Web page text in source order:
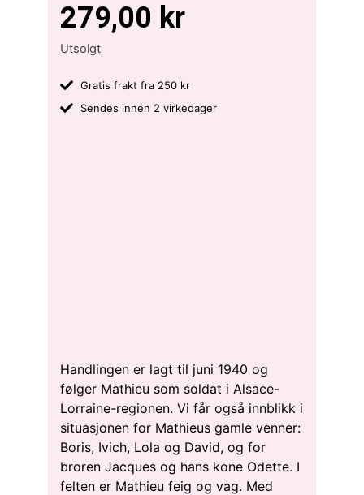
279,00 kr
Utsolgt
Gratis frakt fra 250 kr
Sendes innen 2 virkedager
Handlingen er lagt til juni 1940 og
følger Mathieu som soldat i Alsace-
Lorraine-regionen. Vi får også innblikk i
situasjonen for Mathieus gamle venner:
Boris, Ivich, Lola og David, og for
broren Jacques og hans kone Odette. I
felten er Mathieu feig og vag. Med